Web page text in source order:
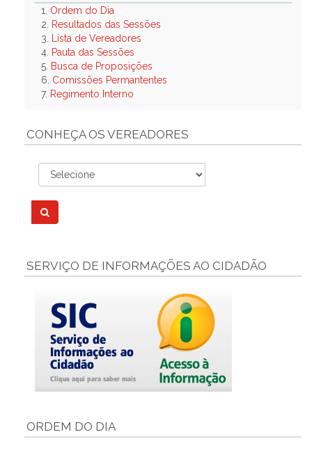
1. Ordem do Dia
2.
Resultados das Sessões
3.
Lista de Vereadores
4. Pauta das Sessões
5. Busca de Proposições
6. Comissões Permantentes
7. Regimento Interno
CONHEÇA OS VEREADORES
SERVIÇO DE INFORMAÇÕES AO CIDADÃO
ORDEM DO DIA